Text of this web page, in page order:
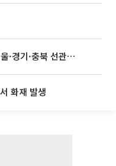
선관위 등 추가 압수수색
화재 발생